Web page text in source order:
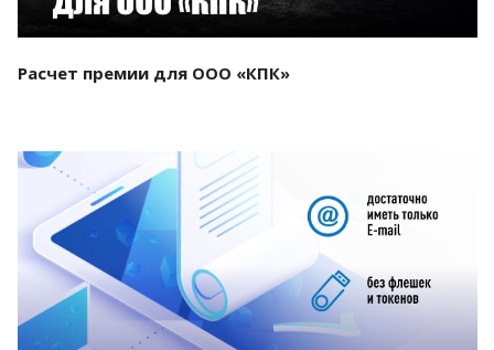
Расчет премии для ООО «КПК»
Смотреть проект